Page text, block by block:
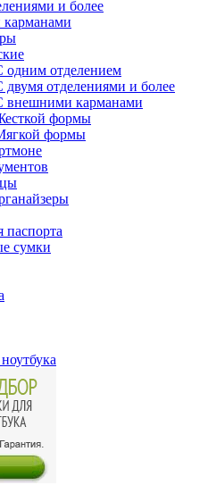
и более
одним отделением
двумя отделениями и более
внешними карманами
формы
формы
сумки